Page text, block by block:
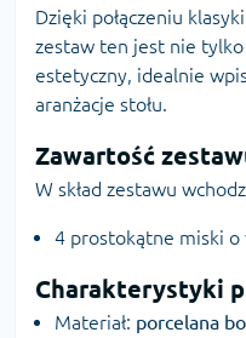
Dzięki połączeniu
zestaw ten jest nie
estetyczny, idealnie
aranżacje stołu.
Zawartość
W skład zestawu
4 prostokątne miski o
Charakterystyki
Materiał: porcelana